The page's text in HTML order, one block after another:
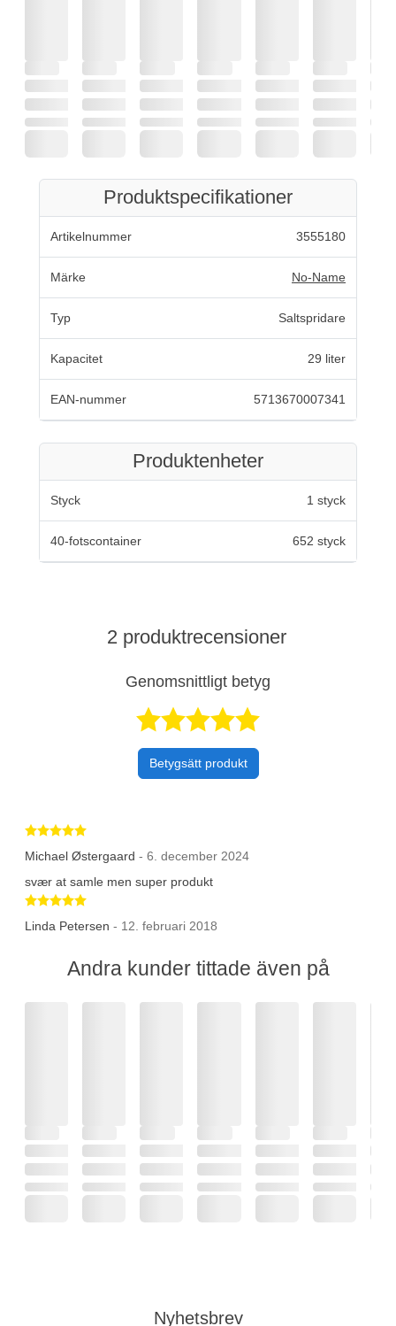
Produktspecifikationer
Artikelnummer 3555180
Märke No-Name
Typ Saltspridare
Kapacitet 29 liter
EAN-nummer 5713670007341
Produktenheter
Styck 1 styck
40-fotscontainer 652 styck
2 produktrecensioner
Genomsnittligt betyg
Betygsatt 5 av
Betygsätt produkt
Betygsatt 5 av 5 stjärnor
Michael Østergaard - 6. december 2024
svær at samle men super produkt
Betygsatt 5 av 5 stjärnor
Linda Petersen - 12. februari 2018
Andra kunder tittade även på
Nyhetsbrev